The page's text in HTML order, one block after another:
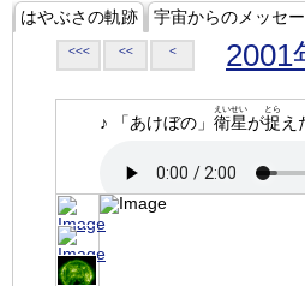
はやぶさの軌跡 宇宙からのメッセ
<<< << < 2001
♪ 「あけぼの」 衛星
えいせい
が捉
とら
え